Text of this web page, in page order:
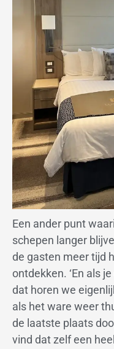
Een ander punt
schepen langer
de gasten meer tijd
ontdekken. ‘En als
dat horen we
als het ware weer
de laatste plaats
vind dat zelf een